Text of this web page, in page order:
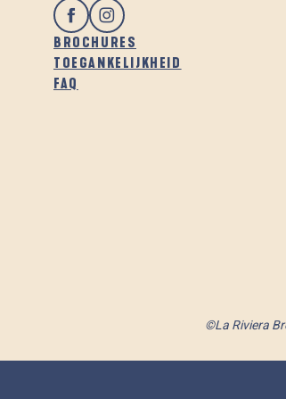
BROCHURES
TOEGANKELIJKHEID
FAQ
©La Riviera